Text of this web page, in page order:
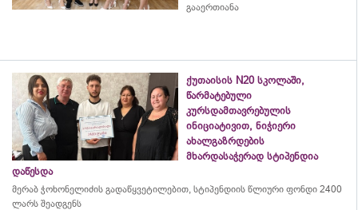
გააერთიანა
ქუთაისის N20 სკოლაში,
წარმატებული
კურსდამთავრებულის
ინიციატივით, ნიჭიერი
ახალგაზრდების
მხარდასაჭერად სტიპენდია
დაწესდა
მერაბ ჭოხონელიძის გადაწყვეტილებით, სტიპენდიის წლიური ფონდი 2400
ლარს შეადგენს